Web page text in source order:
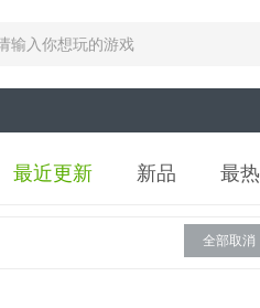
最近更新 新品 最热
全部取消